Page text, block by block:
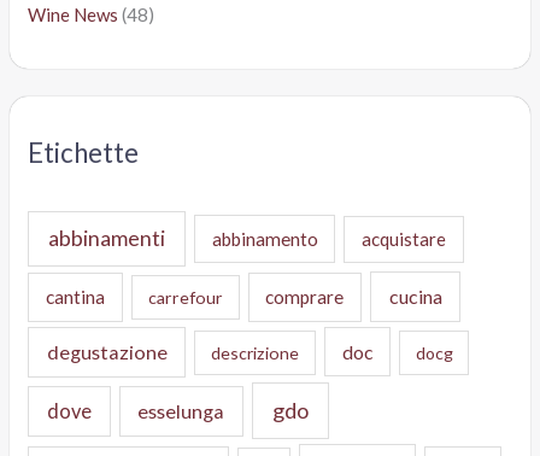
Wine News (48)
Etichette
abbinamenti abbinamento acquistare
cantina carrefour comprare cucina
degustazione descrizione doc docg
dove esselunga gdo